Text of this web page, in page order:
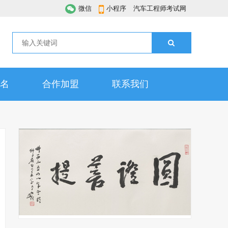
微信 小程序 汽车工程师考试网
合作加盟 联系我们